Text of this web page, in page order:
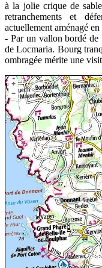
à la jolie crique de
retranchements et
actuellement aménagé en
- Par un vallon bordé de
de Locmaria. Bourg
ombragée mérite une